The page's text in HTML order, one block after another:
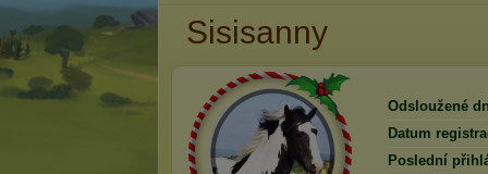
Sisisanny
Odsloužené
Datum
Poslední